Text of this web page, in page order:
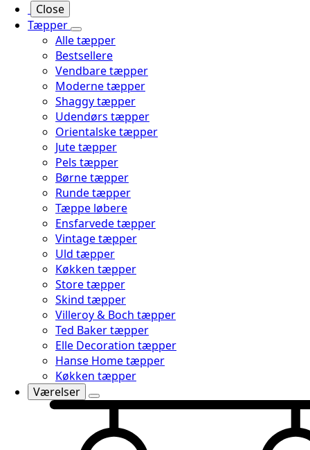
Close
Tæpper
Alle tæpper
Bestsellere
Vendbare tæpper
Moderne tæpper
Shaggy tæpper
Udendørs tæpper
Orientalske tæpper
Jute tæpper
Pels tæpper
Børne tæpper
Runde tæpper
Tæppe løbere
Ensfarvede tæpper
Vintage tæpper
Uld tæpper
Køkken tæpper
Store tæpper
Skind tæpper
Villeroy & Boch tæpper
Ted Baker tæpper
Elle Decoration tæpper
Hanse Home tæpper
Køkken tæpper
Værelser